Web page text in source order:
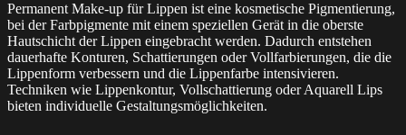
Permanent Make-up für Lippen ist eine kosmetische Pigmentierung,
bei der Farbpigmente mit einem speziellen Gerät in die oberste
Hautschicht der Lippen eingebracht werden. Dadurch entstehen
dauerhafte Konturen, Schattierungen oder Vollfarbierungen, die die
Lippenform verbessern und die Lippenfarbe intensivieren.
Techniken wie Lippenkontur, Vollschattierung oder Aquarell Lips
bieten individuelle Gestaltungsmöglichkeiten.